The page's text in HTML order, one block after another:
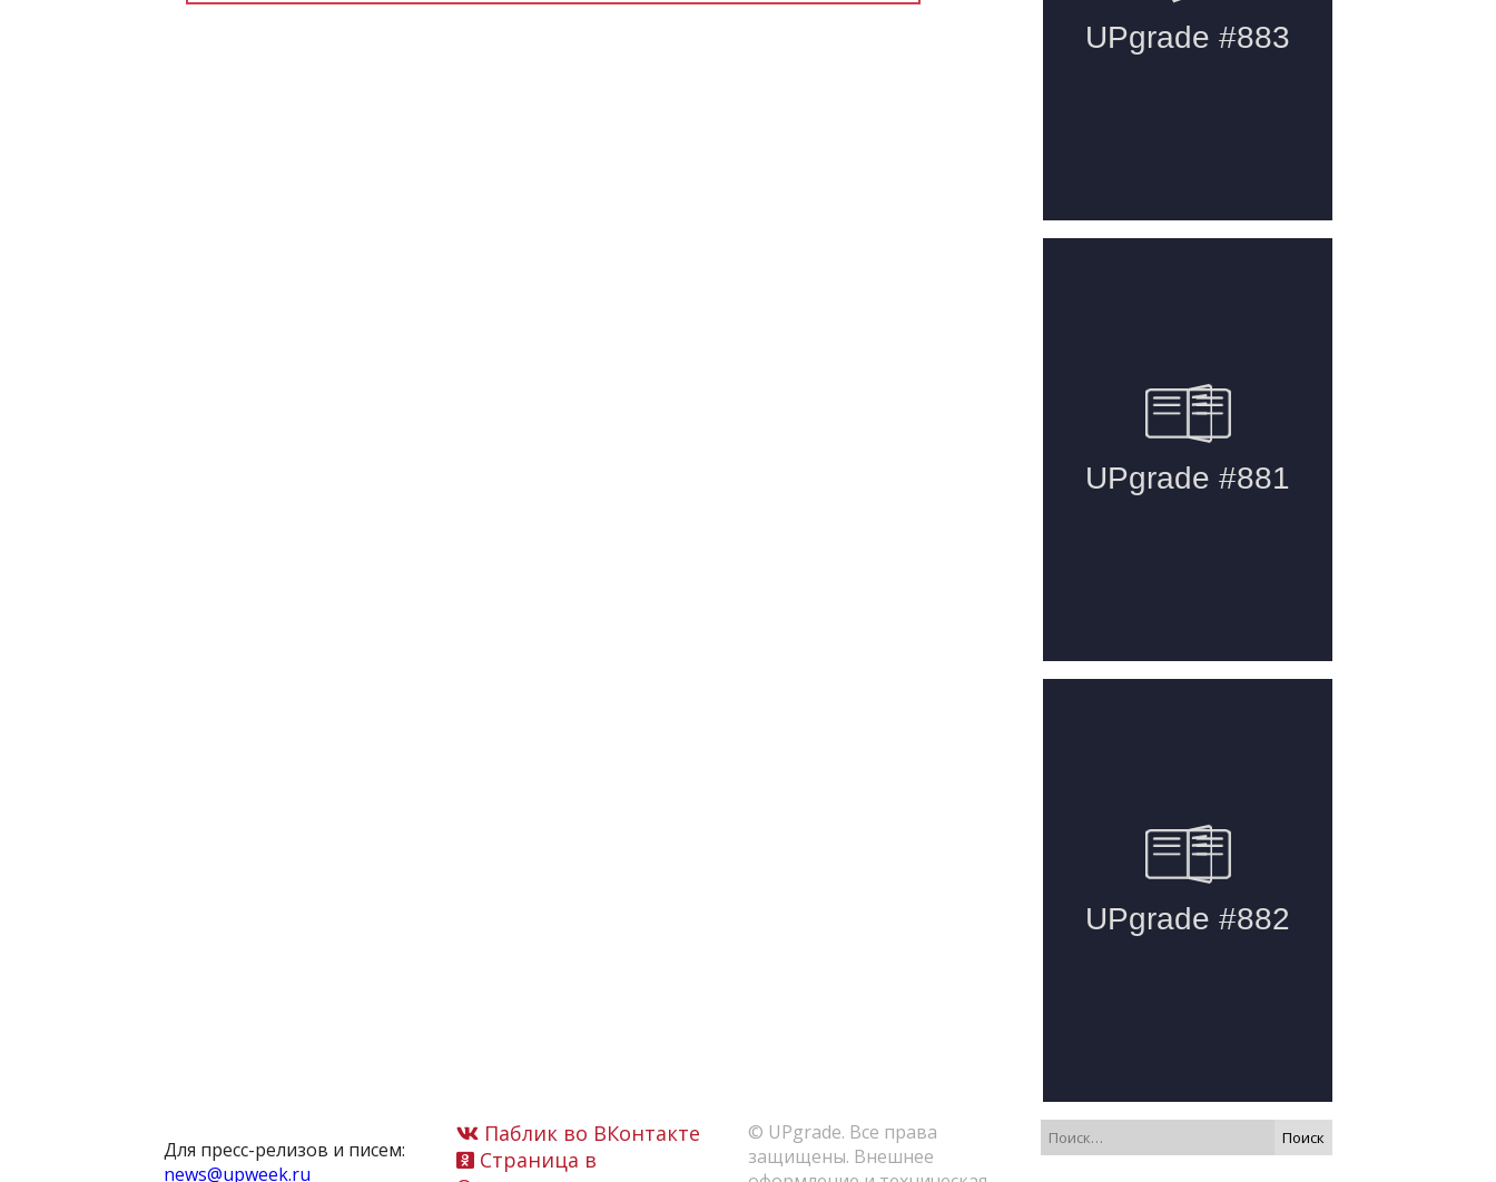
Для пресс-релизов и писем:
news@upweek.ru
Паблик во ВКонтакте
Страница в
© UPgrade. Все права
защищены. Внешнее